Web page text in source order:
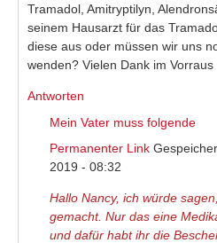
Tramadol, Amitryptilyn,
seinem Hausarzt für das
diese aus oder müssen wir uns
wenden? Vielen Dank im Vorraus
Antworten
Mein Vater muss folgende
Permanenter Link
2019 - 08:32
Hallo Nancy, ich würde
gemacht. Nur das eine
und dafür habt ihr die